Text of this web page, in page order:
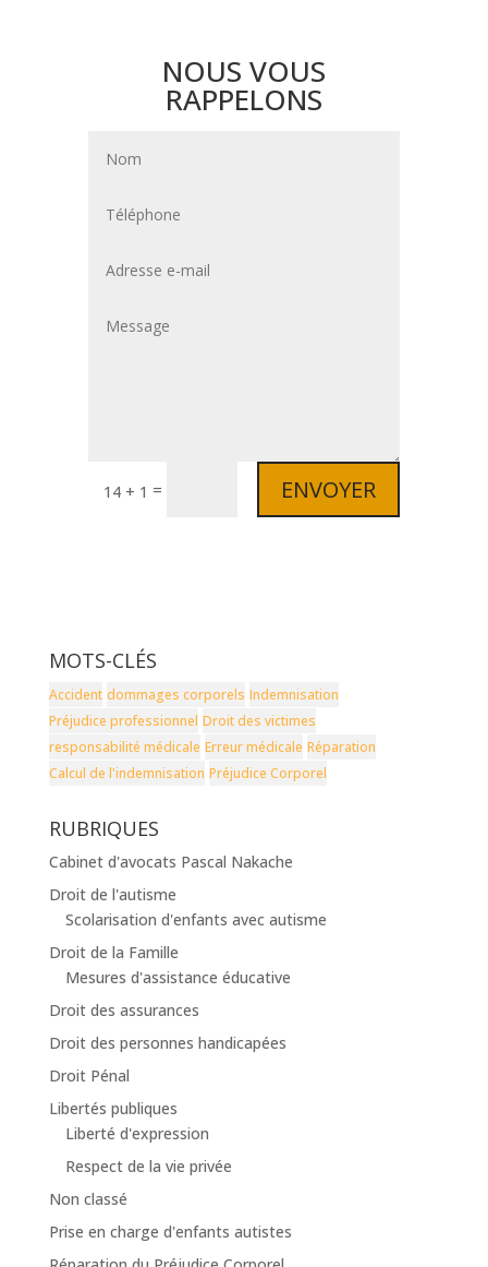
NOUS VOUS
RAPPELONS
14 + 1 = ENVOYER
MOTS-CLÉS
Accident dommages corporels Indemnisation
Préjudice professionnel Droit des victimes
responsabilité médicale Erreur médicale Réparation
Calcul de l'indemnisation Préjudice Corporel
RUBRIQUES
Cabinet d'avocats Pascal Nakache
Droit de l'autisme
Scolarisation d'enfants avec autisme
Droit de la Famille
Mesures d'assistance éducative
Droit des assurances
Droit des personnes handicapées
Droit Pénal
Libertés publiques
Liberté d'expression
Respect de la vie privée
Non classé
Prise en charge d'enfants autistes